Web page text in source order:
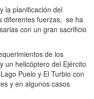
la planificación del
diferentes fuerzas, se ha
con un gran sacrificio
de los
un helicóptero del Ejército
Puelo y El Turbio con
y en algunos casos